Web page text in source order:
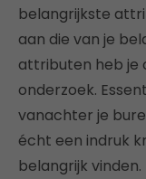
belangrijkste
aan die van je
attributen heb je
onderzoek.
vanachter je
écht een indruk
belangrijk